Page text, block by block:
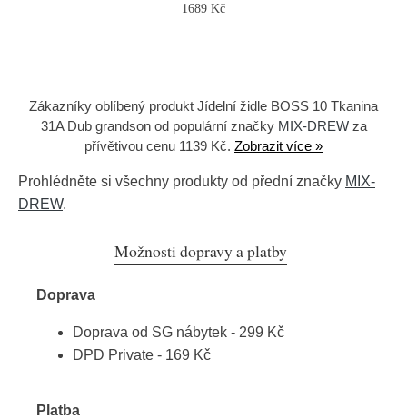
1689 Kč
Zákazníky oblíbený produkt Jídelní židle BOSS 10 Tkanina
31A Dub grandson od populární značky MIX-DREWza
přívětivou cenu 1139 Kč. Zobrazit více »
Prohlédněte si všechny produkty od přední značky MIX-
DREW.
Možnosti dopravy a platby
Doprava
Doprava od SG nábytek - 299 Kč
DPD Private - 169 Kč
Platba